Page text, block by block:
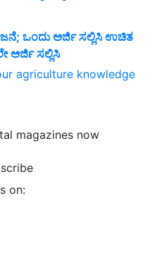
agriculture knowledge
magazines now
on:
ಒಂದು ಅರ್ಜಿ ಸಲ್ಲಿಸಿ ಉಚಿತ
ಅರ್ಜಿ ಸಲ್ಲಿಸಿ